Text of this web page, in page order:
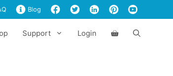
Blog
Support Login
aantal